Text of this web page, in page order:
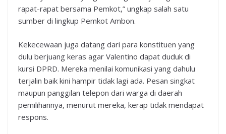
rapat-rapat bersama Pemkot,” ungkap salah satu
sumber di lingkup Pemkot Ambon.
Kekecewaan juga datang dari para konstituen yang
dulu berjuang keras agar Valentino dapat duduk di
kursi DPRD. Mereka menilai komunikasi yang dahulu
terjalin baik kini hampir tidak lagi ada. Pesan singkat
maupun panggilan telepon dari warga di daerah
pemilihannya, menurut mereka, kerap tidak mendapat
respons.